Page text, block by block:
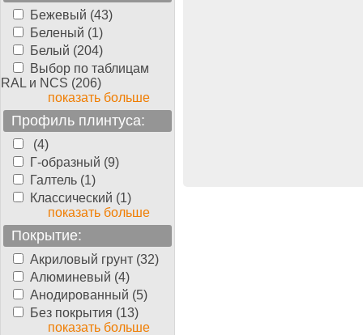
Бежевый (43)
Беленый (1)
Белый (204)
Выбор по таблицам
RAL и NCS (206)
показать больше
Профиль плинтуса:
(4)
Г-образный (9)
Галтель (1)
Классический (1)
показать больше
Покрытие:
Акриловый грунт (32)
Алюминевый (4)
Анодированный (5)
Без покрытия (13)
показать больше
доска Parquet-
Бук 3-х полосный
2400 мм, 14 мм,
1820.00руб./м2